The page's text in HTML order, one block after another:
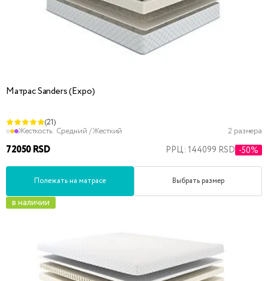
Матрас Sanders (Expo)
(21)
Жесткость: Средний / Жесткий 2 размера
72050 RSD РРЦ: 144099 RSD -50%
Полежать на матрасе Выбрать размер
в наличии